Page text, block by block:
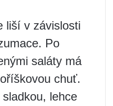
liší v závislosti
Po
saláty má
chuť.
lehce